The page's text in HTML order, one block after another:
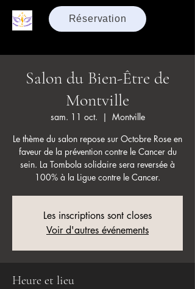
Réservation
Salon du Bien-Être de
Montville
sam. 11 oct.
  |
Montville
Le thème du salon repose sur Octobre Rose en
faveur de la prévention contre le Cancer du
sein. La Tombola solidaire sera reversée à
100% à la Ligue contre le Cancer.
Les inscriptions sont closes
Voir d'autres événements
Heure et lieu